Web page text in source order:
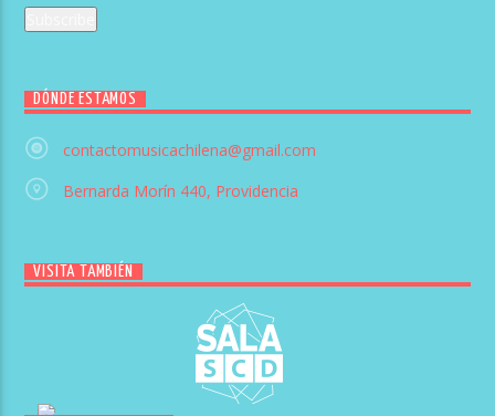
DÓNDE ESTAMOS
contactomusicachilena@gmail.com
Bernarda Morín 440, Providencia
VISITA TAMBIÉN